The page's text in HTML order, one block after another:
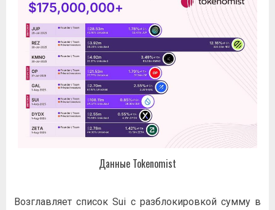
Данные Tokenomist
Возглавляет список Sui с разблокировкой сумму в